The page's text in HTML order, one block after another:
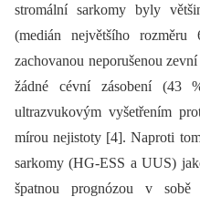
stromální sarkomy byly
(medián největšího
zachovanou neporušenou
žádné cévní zásobení (43
ultrazvukovým vyšetřením
mírou nejistoty [4]. Naproti
sarkomy (HG-ESS a UUS)
špatnou prognózou v sobě